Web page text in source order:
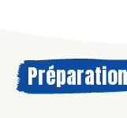
Préparation